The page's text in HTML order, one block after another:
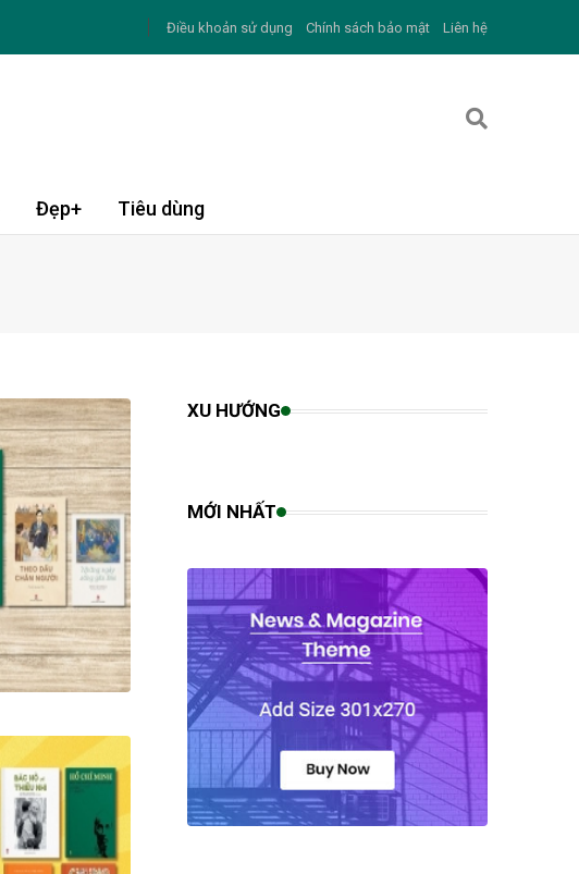
Điều khoản sử dụng Chính sách bảo mật Liên hệ
Đẹp+ Tiêu dùng
XU HƯỚNG
MỚI NHẤT